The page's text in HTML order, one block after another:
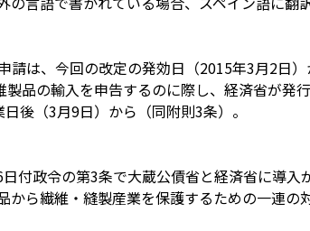
は、今回の改定の発効日（2015年3月2日
品の輸入を申告するのに際し、経済省が発
後（3月9日）から（同附則3条）。
付政令の第3条で大蔵公債省と経済省に導入
から繊維・縫製産業を保護するための一連の